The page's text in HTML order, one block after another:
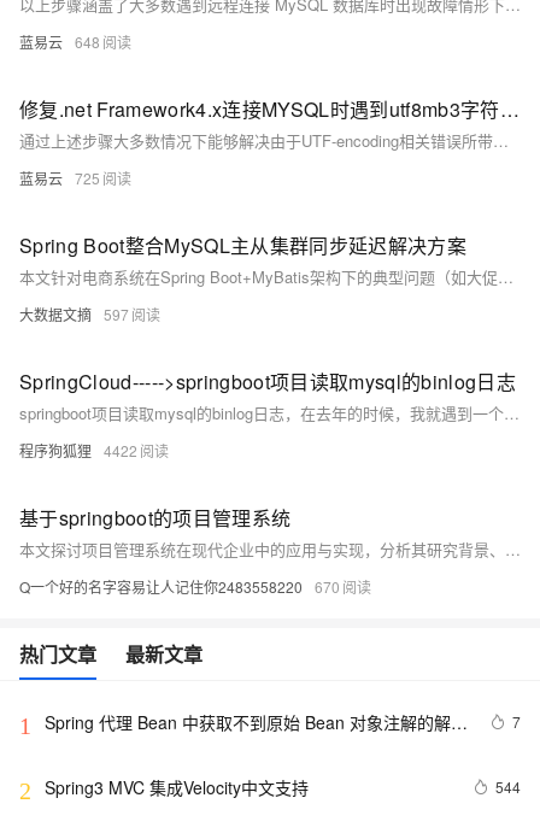
蓝易云 648
修复.net Framework4.x连接MYSQL时遇到utf8mb3字符集不支持错误方案。
通过上述步骤大多数情况下能够解决由于UTF-encoding相关错误所带来影响，在实施过程当中要注意备份重要信息以防止意外发生造成无法挽回损失，并且逐一排查确认具体原因以采取针对性措施解除障碍。
蓝易云 725
Spring Boot整合MySQL主从集群同步延迟解决方案
本文针对电商系统在Spring Boot+MyBatis架构下的典型问题（如大促时订单状态延迟、库存超卖误判及用户信息更新延迟）提出解决方案。核心内容包括动态数据源路由（强制读主库）、大事务拆分优化以及延迟感知补偿机制，配合MySQL参数调优和监控集成，有效将主从延迟控制在1秒内。实际测试表明，在10万QPS场景下，订单查询延迟显著降低，超卖误判率下降98%。
大数据文摘 597
SpringCloud----->springboot项目读取mysql的binlog日志
springboot项目读取mysql的binlog日志，在去年的时候，我就遇到一个需求，需要把mysql数据库中的数据的增、删、改的数据准实时做数据清洗，也就是ETL工作，同步到公司的数据仓库greenplum中（数据库数据变化的监听从而同步缓存（如Redis）数据等）。
程序狗狐狸 4422
基于springboot的项目管理系统
本文探讨项目管理系统在现代企业中的应用与实现，分析其研究背景、意义及现状，阐述基于SSM、Java、MySQL和Vue等技术构建系统的关键方法，展现其在提升管理效率、协同水平与风险管控方面的价值。
Q一个好的名字容易让人记住你2483558220 670
热门文章 最新文章
1
Spring 代理 Bean 中获取不到原始 Bean 对象注解的解决
7
2 Spring3 MVC 集成Velocity中文支持 544